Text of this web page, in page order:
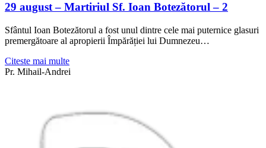
29 august – Martiriul Sf. Ioan Botezătorul – 2
Sfântul Ioan Botezătorul a fost unul dintre cele mai puternice glasuri
premergătoare al apropierii Împărăției lui Dumnezeu…
Citeste mai multe
Pr. Mihail-Andrei